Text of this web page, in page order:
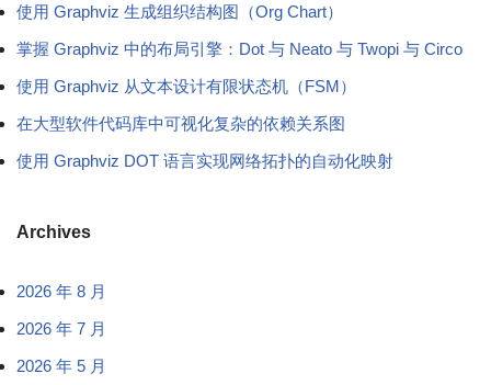
使用 Graphviz 生成组织结构图（Org Chart）
掌握 Graphviz 中的布局引擎：Dot 与 Neato 与 Twopi 与 Circo
使用 Graphviz 从文本设计有限状态机（FSM）
在大型软件代码库中可视化复杂的依赖关系图
使用 Graphviz DOT 语言实现网络拓扑的自动化映射
Archives
2026 年 8 月
2026 年 7 月
2026 年 5 月